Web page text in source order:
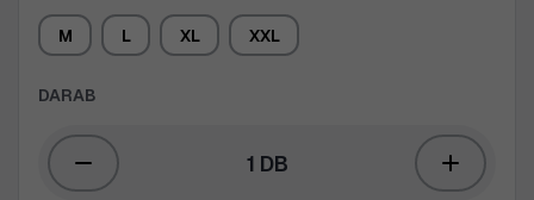
M L XL XXL
DARAB
1 DB